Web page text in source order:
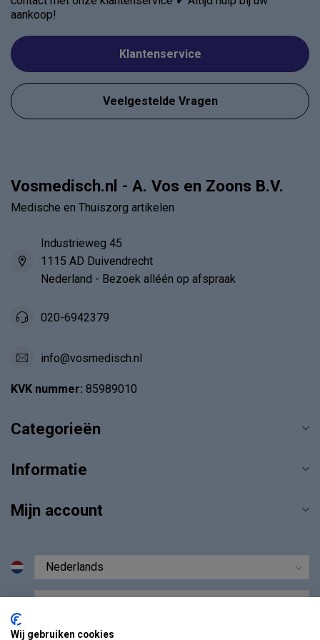
aankoop!
Klantenservice
Veelgestelde Vragen
Vosmedisch.nl - A. Vos en Zoons B.V.
Medische en Thuiszorg artikelen
Industrieweg 45
1115 AD Duivendrecht
Nederland - Bezoek alléén op afspraak
020-6942379
info@vosmedisch.nl
KVK nummer: 85989010
Categorieën
Informatie
Mijn account
Wij gebruiken cookies